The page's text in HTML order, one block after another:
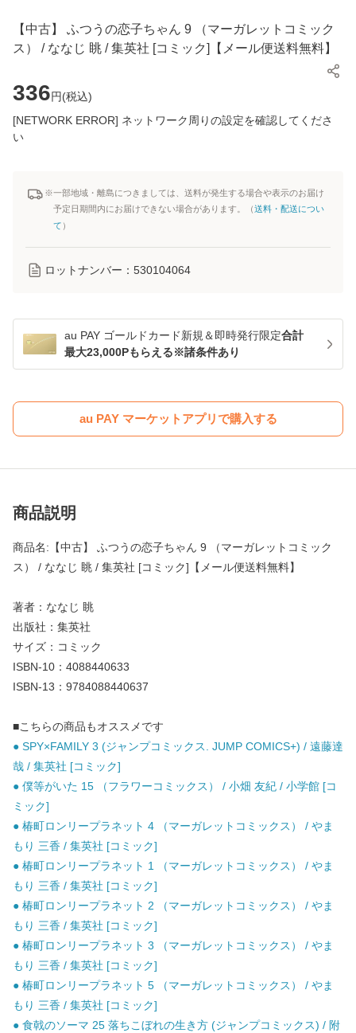
【中古】 ふつうの恋子ちゃん 9 （マーガレットコミック
ス） / ななじ 眺 / 集英社 [コミック]【メール便送料無料】
336円(税込)
[NETWORK ERROR] ネットワーク周りの設定を確認してくださ
い
※一部地域・離島につきましては、送料が発生する場合や表示のお届け
予定日期間内にお届けできない場合があります。（送料・配送につい
て ）
ロットナンバー： 530104064
au PAY ゴールドカード新規＆即時発行限定合計
最大23,000Pもらえる※諸条件あり
au PAY マーケットアプリで購入する
商品説明
商品名:【中古】 ふつうの恋子ちゃん 9 （マーガレットコミック
ス） / ななじ 眺 / 集英社 [コミック]【メール便送料無料】
著者：ななじ 眺
出版社：集英社
サイズ：コミック
ISBN-10：4088440633
ISBN-13：9784088440637
■こちらの商品もオススメです
● SPY×FAMILY 3 (ジャンプコミックス. JUMP COMICS+) / 遠藤達
哉 / 集英社 [コミック]
● 僕等がいた 15 （フラワーコミックス） / 小畑 友紀 / 小学館 [コ
ミック]
● 椿町ロンリープラネット 4 （マーガレットコミックス） / やま
もり 三香 / 集英社 [コミック]
● 椿町ロンリープラネット 1 （マーガレットコミックス） / やま
もり 三香 / 集英社 [コミック]
● 椿町ロンリープラネット 2 （マーガレットコミックス） / やま
もり 三香 / 集英社 [コミック]
● 椿町ロンリープラネット 3 （マーガレットコミックス） / やま
もり 三香 / 集英社 [コミック]
● 椿町ロンリープラネット 5 （マーガレットコミックス） / やま
もり 三香 / 集英社 [コミック]
● 食戟のソーマ 25 落ちこぼれの生き方 (ジャンプコミックス) / 附